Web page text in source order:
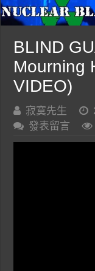
BLIND
Mourning
VIDEO)
寂寞先生
發表留言